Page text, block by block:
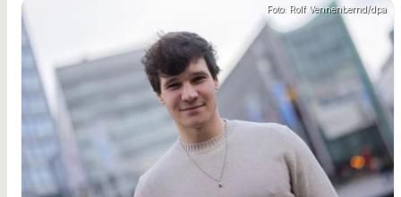
Foto: Rolf Vennenbernd/dpa